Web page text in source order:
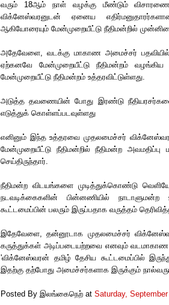
வரும் 18ஆம் நாள் வழக்கு மீண்டும்
விக்னேஸ்வரனுடன் ஏனைய
ஆகியோரையும் மேன்முறையீட்டு நீதிமன்றில்
அதேவேளை, வடக்கு மாகாண அமைச்சர்
ஏற்கனவே மேன்முறையீட்டு நீதிமன்றம்
மேன்முறையீட்டு நீதிமன்றம் உத்தரவிட்டுள்ளது.
அடுத்த தவணையின் போது இரண்டு
எடுத்துக் கொள்ளப்படவுள்ளது
எனினும் இந்த உத்தரவை முதலமைச்சர்
மேன்முறையீட்டு நீதிமன்றில் நீதிமன்ற
செய்திருந்தார்.
நீதிமன்ற விடயங்களை முடித்துக்கொண்டு
நடவடிக்கைகளின் பின்னணியில் நாடாளுமன்ற
கூட்டமைப்பின் பலரும் இருப்பதாக வருத்தம்
இதேவேளை, தன்னூடாக முதலமைச்சர்
கருத்துக்கள் அடிப்படையற்றவை எனவும்
'விக்னேஸ்வரன் தமிழ் தேசிய கூட்டமைப்பில்
இதற்கு தற்போது அமைச்சர்களாக இருக்கும்
Posted By இலங்கைநெற் at Saturday,